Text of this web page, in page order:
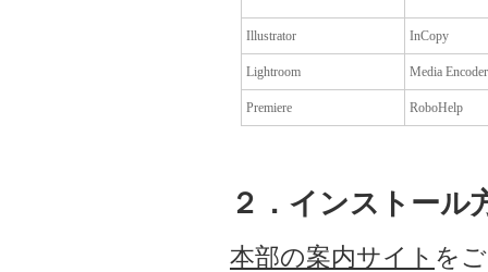
Illustrator InCopy
Lightroom Media Encoder
Premiere RoboHelp
２．インストール
本部の案内サイト を